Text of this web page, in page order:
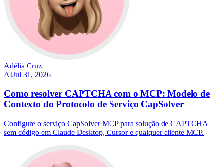
Adélia Cruz
AIJul 31, 2026
Como resolver CAPTCHA com o MCP: Modelo de
Contexto do Protocolo de Serviço CapSolver
Configure o serviço CapSolver MCP para solução de CAPTCHA
sem código em Claude Desktop, Cursor e qualquer cliente MCP.